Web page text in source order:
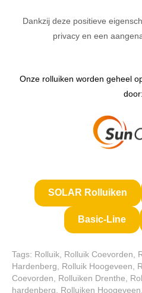
Dankzij deze positieve
privacy en een
Onze rolluiken worden geheel
door:
SOLAR Rolluiken
Basic-Line
Tags: Rolluik Rolluik Coevorden
Hardenberg
Rolluik Hoogeveen
Coevorden
Rolluiken Drenthe
hardenberg
Rolluiken Hoogeveen